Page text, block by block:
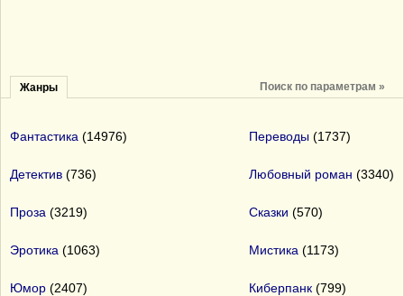
Жанры Поиск по параметрам »
Фантастика (14976)
Детектив (736)
Проза (3219)
Эротика (1063)
Юмор (2407)
Переводы (1737)
Любовный роман (3340)
Сказки (570)
Мистика (1173)
Киберпанк (799)